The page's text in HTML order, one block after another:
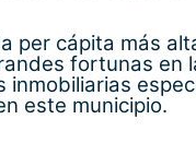
per cápita más
fortunas en
inmobiliarias
este municipio.